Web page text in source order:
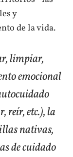
y
de la vida.
limpiar,
emocional
reír, etc.), la
nativas,
de cuidado